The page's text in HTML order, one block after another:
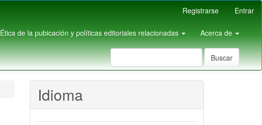
Registrarse Entrar
Ética de la pubicación y políticas editoriales relacionadas Acerca de
Buscar
Idioma